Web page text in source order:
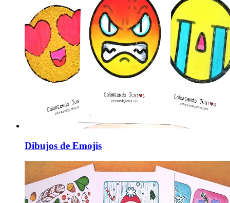
Dibujos de Emojis